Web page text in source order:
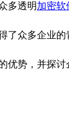
多透明加密软
了众多企业
优势，并探